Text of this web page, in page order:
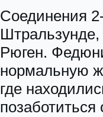
Соединения
Штральзунде,
Рюген.
нормальную
где